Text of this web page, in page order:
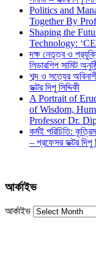
Politics and
Together By
Shaping the
Technology:
দক্ষ নেতৃত্ব ও
লিডারশিপ সামিট
শব্দ ও সত্যের
ডক্টর দিপু সিদ্দিকী
A Portrait of
of Wisdom,
Professor Dr.
কর্মই পরিচিতি:
– প্রফেসর ডক্টর দিপু
আর্কাইভ
আর্কাইভ